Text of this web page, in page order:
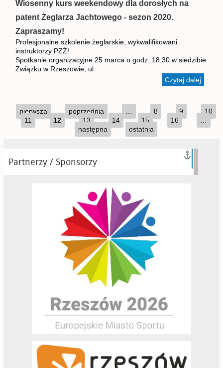
miejsc
Wiosenny kurs weekendowy dla dorosłych na
patent Żeglarza Jachtowego - sezon 2020.
Zapraszamy!
Profesjonalne szkolenie żeglarskie, wykwalifikowani
instruktorzy PZŻ!
Spotkanie organizacyjne 25 marca o godz. 18.30 w siedzibie
Związku w Rzeszowie, ul.
Czytaj dalejwpis
dla
Stronypierwsza poprzednia 8 9
10
11
12 13 14 15 16
następna
ostatnia
Partnerzy / Sponsorzy